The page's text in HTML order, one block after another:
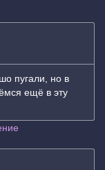
пугали, но в
ещё в эту